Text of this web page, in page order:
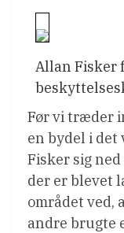
Allan Fisker
Før vi træder
en bydel i det
Fisker sig
der er blevet
området ved,
andre brugte